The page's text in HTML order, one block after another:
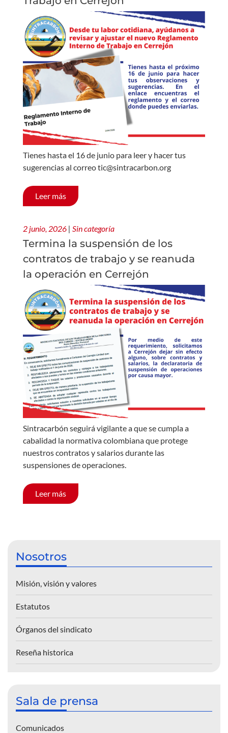
Tienes hasta el 16 de junio para leer y hacer tus
sugerencias al correo tic@sintracarbon.org
Leer más
2 junio, 2026 | Sin categoría
Termina la suspensión de los
contratos de trabajo y se reanuda
la operación en Cerrejón
Sintracarbón seguirá vigilante a que se cumpla a
cabalidad la normativa colombiana que protege
nuestros contratos y salarios durante las
suspensiones de operaciones.
Leer más
Nosotros
Misión, visión y valores
Estatutos
Órganos del sindicato
Reseña historica
Sala de prensa
Comunicados